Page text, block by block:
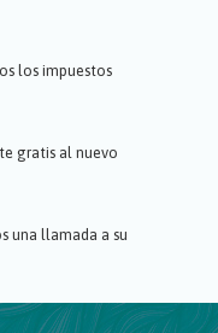
los impuestos
gratis al nuevo
una llamada a su